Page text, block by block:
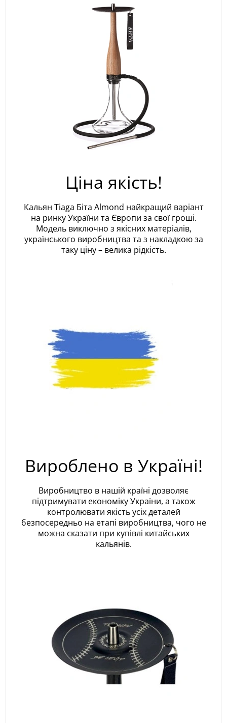
Ціна якість!
Кальян Tiaga Біта Almond найкращий варіант
на ринку України та Європи за свої гроші.
Модель виключно з якісних матеріалів,
українського виробництва та з накладкою за
таку ціну – велика рідкість.
Вироблено в Україні!
Виробництво в нашій країні дозволяє
підтримувати економіку України, а також
контролювати якість усіх деталей
безпосередньо на етапі виробництва, чого не
можна сказати при купівлі китайських
кальянів.